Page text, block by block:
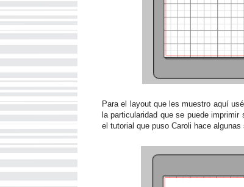
Para el layout que les muestro aquí
la particularidad que se puede
el tutorial que puso Caroli hace